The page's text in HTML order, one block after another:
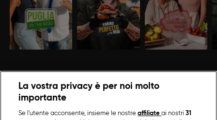
La vostra privacy è per noi molto
importante
Se l'utente acconsente, insieme le nostreaffiliateai nostri31